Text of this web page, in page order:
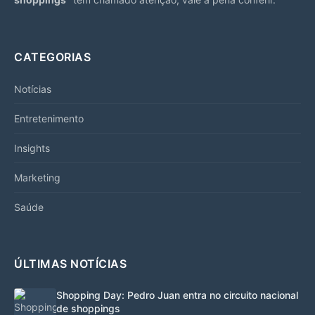
CATEGORIAS
Notícias
Entretenimento
Insights
Marketing
Saúde
ÚLTIMAS NOTÍCIAS
Shopping Day: Pedro Juan entra no circuito nacional
de shoppings